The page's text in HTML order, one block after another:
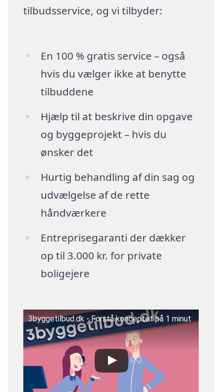
tilbudsservice, og vi tilbyder:
En 100 % gratis service – også
hvis du vælger ikke at benytte
tilbuddene
Hjælp til at beskrive din opgave
og byggeprojekt – hvis du
ønsker det
Hurtig behandling af din sag og
udvælgelse af de rette
håndværkere
Entreprisegaranti der dækker
op til 3.000 kr. for private
boligejere
3byggetilbud.dk - Forstå konceptet på 1 minut